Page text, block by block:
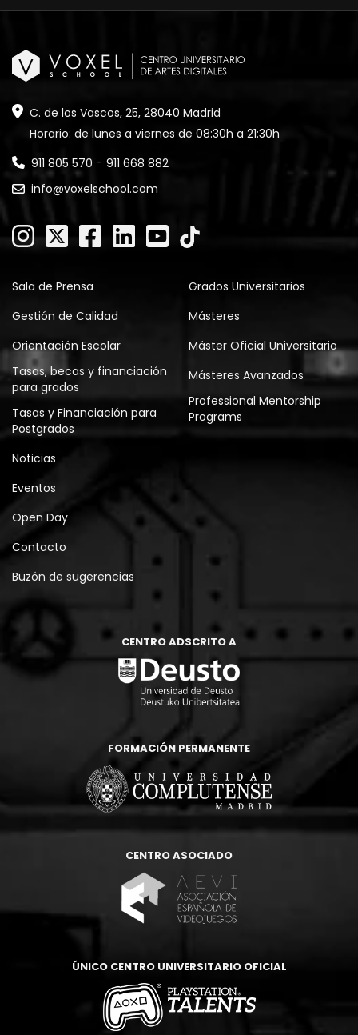
C. de los Vascos, 25, 28040 Madrid
Horario: de lunes a viernes de 08:30h a 21:30h
911 805 570 - 911 668 882
info@voxelschool.com
Sala de Prensa
Gestión de Calidad
Orientación Escolar
Tasas, becas y financiación
para grados
Tasas y Financiación para
Postgrados
Grados Universitarios
Másteres
Máster Oficial Universitario
Másteres Avanzados
Professional Mentorship
Programs
Noticias
Eventos
Open Day
Contacto
Buzón de sugerencias
CENTRO ADSCRITO A
FORMACIÓN PERMANENTE
CENTRO ASOCIADO
ÚNICO CENTRO UNIVERSITARIO OFICIAL